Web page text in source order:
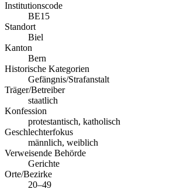
Institutionscode
BE15
Standort
Biel
Kanton
Bern
Historische Kategorien
Gefängnis/Strafanstalt
Träger/Betreiber
staatlich
Konfession
protestantisch, katholisch
Geschlechterfokus
männlich, weiblich
Verweisende Behörde
Gerichte
Orte/Bezirke
20–49